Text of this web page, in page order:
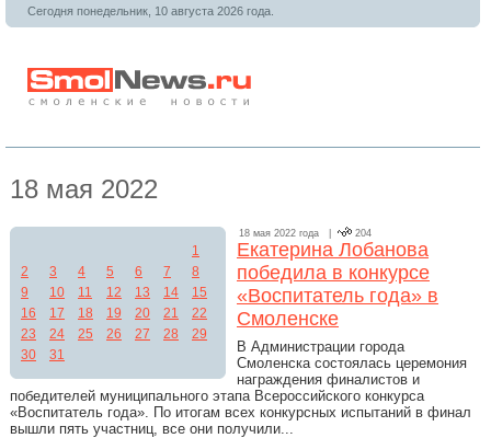
Сегодня понедельник, 10 августа 2026 года.
18 мая 2022
1
2
3 4 5 6 7
8
9
10 11 12 13 14
15
16
17 18 19 20 21
22
23
24 25 26 27 28
29
30
31
18 мая 2022 года | 204
Екатерина Лобанова
победила в конкурсе
«Воспитатель года» в
Смоленске
В Администрации города
Смоленска состоялась церемония
награждения финалистов и
победителей муниципального этапа Всероссийского конкурса
«Воспитатель года». По итогам всех конкурсных испытаний в финал
вышли пять участниц, все они получили...